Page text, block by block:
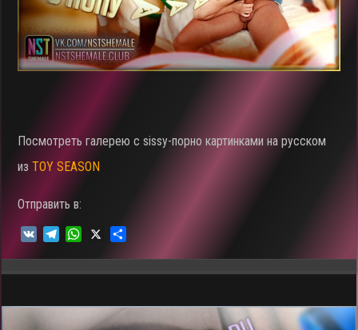
Посмотреть галерею c sissy-порно картинками на русском
изTOY SEASON
Отправить в:
W